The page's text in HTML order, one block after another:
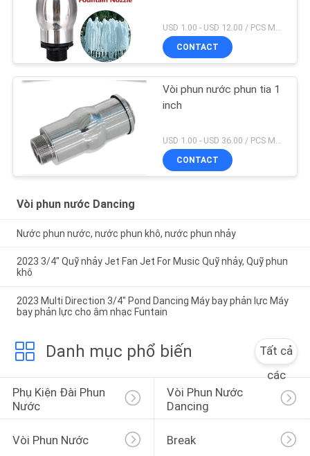
CONTACT
Vòi phun nước phun tia 1
inch
CONTACT
Vòi phun nước Dancing
Nước phun nước, nước phun khô, nước phun nhảy
2023 3/4" Quỹ nhảy Jet Fan Jet For Music Quỹ nhảy, Quỹ phun
khô
2023 Multi Direction 3/4" Pond Dancing Máy bay phản lực Máy
bay phản lực cho âm nhạc Funtain
Danh mục phổ biến
Tất cả
các
Phụ Kiện Đài Phun
Nước
Vòi Phun Nước
Dancing
Vòi Phun Nước Break